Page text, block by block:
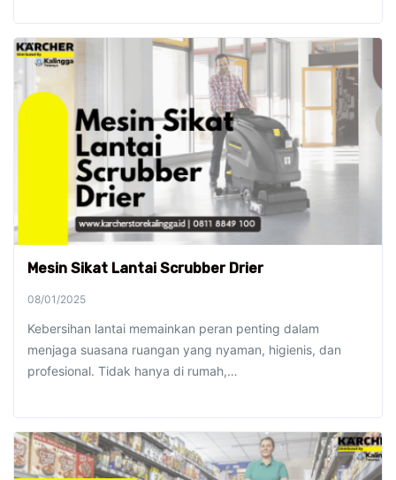
Mesin Sikat Lantai Scrubber Drier
08/01/2025
Kebersihan lantai memainkan peran penting dalam
menjaga suasana ruangan yang nyaman, higienis, dan
profesional. Tidak hanya di rumah,…